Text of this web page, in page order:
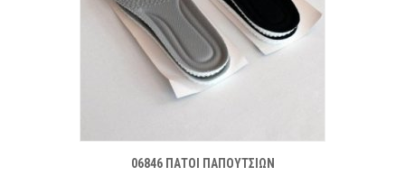
06846 ΠΑΤΟΙ ΠΑΠΟΥΤΣΙΩΝ